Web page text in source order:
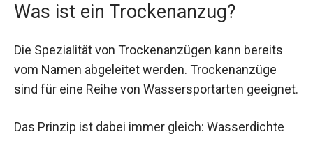
Was ist ein Trockenanzug?
Die Spezialität von Trockenanzügen kann bereits
vom Namen abgeleitet werden. Trockenanzüge
sind für eine Reihe von Wassersportarten geeignet.
Das Prinzip ist dabei immer gleich: Wasserdichte